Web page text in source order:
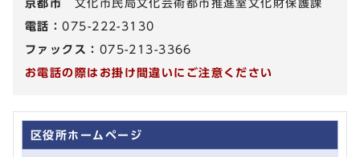
京都市 文化市民局文化芸術都市推進室文化財保護課
電話：075-222-3130
ファックス： 075-213-3366
お電話の際はお掛け間違いにご注意ください
区役所ホームページ